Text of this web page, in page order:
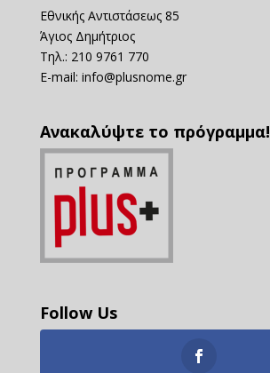
Εθνικής Αντιστάσεως 85
Άγιος Δημήτριος
Τηλ.: 210 9761 770
E-mail: info@plusnome.gr
Ανακαλύψτε το πρόγραμμα!
Follow Us